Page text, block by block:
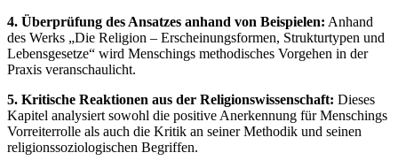
4. Überprüfung des Ansatzes anhand von Beispielen: Anhand
des Werks „Die Religion – Erscheinungsformen, Strukturtypen und
Lebensgesetze“ wird Menschings methodisches Vorgehen in der
Praxis veranschaulicht.
5. Kritische Reaktionen aus der Religionswissenschaft: Dieses
Kapitel analysiert sowohl die positive Anerkennung für Menschings
Vorreiterrolle als auch die Kritik an seiner Methodik und seinen
religionssoziologischen Begriffen.